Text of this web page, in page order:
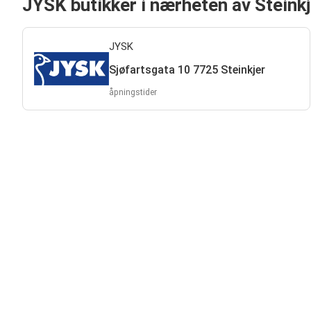
JYSK butikker i nærheten av
JYSK
Sjøfartsgata 10 7725 Steinkjer
åpningstider